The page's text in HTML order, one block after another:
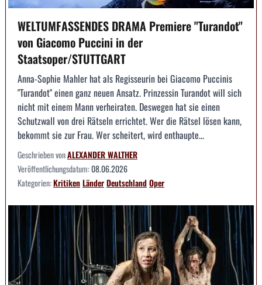
WELTUMFASSENDES DRAMA Premiere "Turandot"
von Giacomo Puccini in der
Staatsoper/STUTTGART
Anna-Sophie Mahler hat als Regisseurin bei Giacomo Puccinis
"Turandot" einen ganz neuen Ansatz. Prinzessin Turandot will sich
nicht mit einem Mann verheiraten. Deswegen hat sie einen
Schutzwall von drei Rätseln errichtet. Wer die Rätsel lösen kann,
bekommt sie zur Frau. Wer scheitert, wird enthaupte...
Geschrieben vonALEXANDER WALTHER
Veröffentlichungsdatum:08.06.2026
Kategorien:KritikenLänderDeutschlandOper